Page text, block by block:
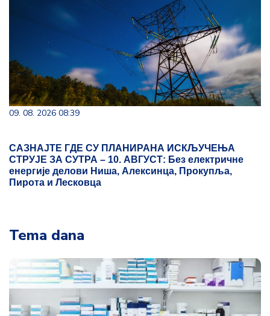
09. 08. 2026 08:39
САЗНАЈТЕ ГДЕ СУ ПЛАНИРАНА ИСКЉУЧЕЊА
СТРУЈЕ ЗА СУТРА – 10. АВГУСТ: Без електричне
енергије делови Ниша, Алексинца, Прокупља,
Пирота и Лесковца
Tema dana